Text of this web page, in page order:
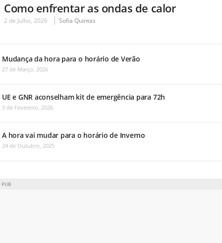
Como enfrentar as ondas de calor
2 de Julho, 2026 Sofia Quintas
Mudança da hora para o horário de Verão
27 de Março, 2026
UE e GNR aconselham kit de emergência para 72h
3 de Fevereiro, 2026
A hora vai mudar para o horário de Inverno
24 de Outubro, 2025
PUB